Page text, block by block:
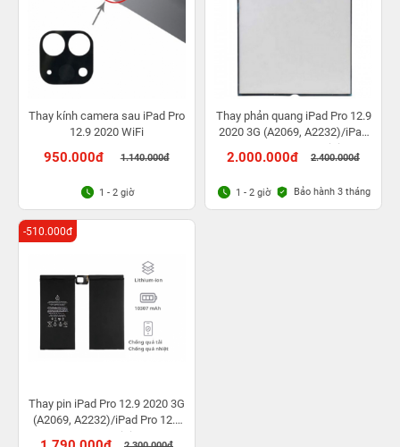
Thay kính camera sau iPad Pro
12.9 2020 WiFi
950.000đ 1.140.000đ
1 - 2 giờ
Thay phản quang iPad Pro 12.9
2020 3G (A2069, A2232)/iPad
Pro 12.9 2020 WiFi
2.000.000đ 2.400.000đ
1 - 2 giờ Bảo hành 3 tháng
Thay pin iPad Pro 12.9 2020 3G
(A2069, A2232)/iPad Pro 12.9
2020 WiFi
-510.000đ